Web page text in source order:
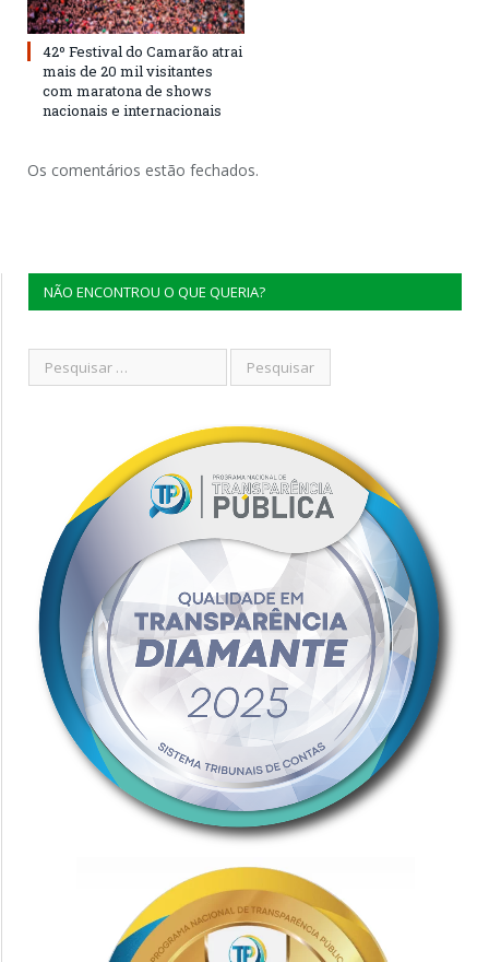
42º Festival do Camarão atrai
mais de 20 mil visitantes
com maratona de shows
nacionais e internacionais
Os comentários estão fechados.
NÃO ENCONTROU O QUE QUERIA?